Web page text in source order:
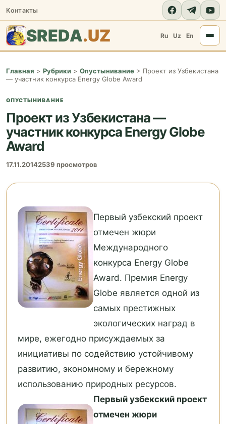
Контакты
SREDA.UZ Ru Uz En
Главная > Рубрики > Опустынивание > Проект из Узбекистана
— участник конкурса Energy Globe Award
ОПУСТЫНИВАНИЕ
Проект из Узбекистана —
участник конкурса Energy Globe
Award
17.11.20142539 просмотров
Первый узбекский проект
отмечен жюри
Международного
конкурса Energy Globe
Award. Премия Energy
Globe является одной из
самых престижных
экологических наград в
мире, ежегодно присуждаемых за
инициативы по содействию устойчивому
развитию, экономному и бережному
использованию природных ресурсов.
Первый узбекский проект
отмечен жюри